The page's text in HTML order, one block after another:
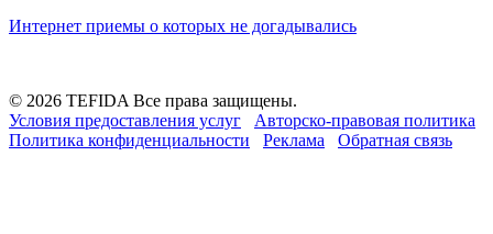
Интернет приемы о которых не догадывались
© 2026 TEFIDA Все права защищены.
Условия предоставления услуг
Авторско-правовая политика
Политика конфиденциальности
Реклама Обратная связь